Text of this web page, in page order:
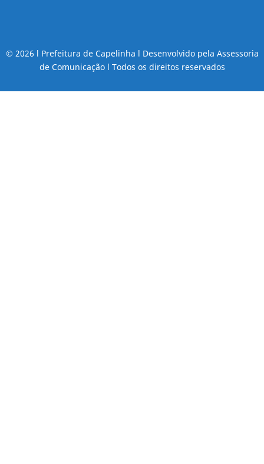
© 2026 l Prefeitura de Capelinha l Desenvolvido pela Assessoria
de Comunicação l Todos os direitos reservados